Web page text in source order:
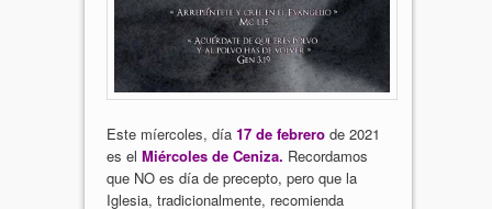
Este míercoles, día 17 de febrero de 2021
es el Miércoles de Ceniza. Recordamos
que NO es día de precepto, pero que la
Iglesia, tradicionalmente, recomienda